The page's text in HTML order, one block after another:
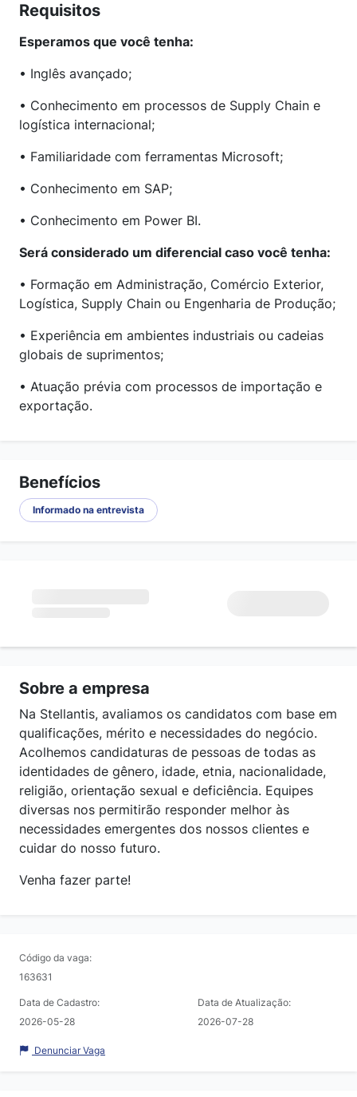
Requisitos
Esperamos que você tenha:
• Inglês avançado;
• Conhecimento em processos de Supply Chain e
logística internacional;
• Familiaridade com ferramentas Microsoft;
• Conhecimento em SAP;
• Conhecimento em Power BI.
Será considerado um diferencial caso você tenha:
• Formação em Administração, Comércio Exterior,
Logística, Supply Chain ou Engenharia de Produção;
• Experiência em ambientes industriais ou cadeias
globais de suprimentos;
• Atuação prévia com processos de importação e
exportação.
Benefícios
Informado na entrevista
Sobre a empresa
Na Stellantis, avaliamos os candidatos com base em
qualificações, mérito e necessidades do negócio.
Acolhemos candidaturas de pessoas de todas as
identidades de gênero, idade, etnia, nacionalidade,
religião, orientação sexual e deficiência. Equipes
diversas nos permitirão responder melhor às
necessidades emergentes dos nossos clientes e
cuidar do nosso futuro.
Venha fazer parte!
Código da vaga:
163631
Data de Cadastro:
2026-05-28
Data de Atualização:
2026-07-28
Denunciar Vaga